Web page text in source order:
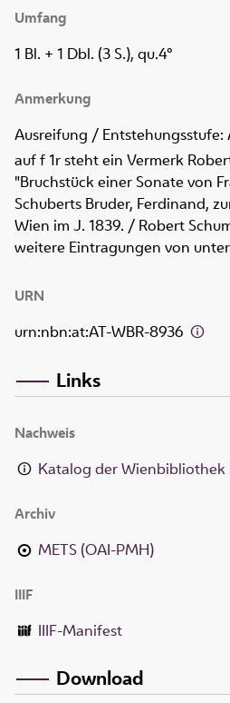
Umfang
1 Bl. + 1 Dbl. (3 S.), qu.4°
Anmerkung
Ausreifung /
auf f 1r steht ein Vermerk
"Bruchstück einer Sonate von
Schuberts Bruder, Ferdinand,
Wien im J. 1839. / Robert
weitere Eintragungen von
URN
urn:nbn:at:AT-WBR-8936
Links
Nachweis
Katalog der Wienbibliothek
Archiv
METS (OAI-PMH)
IIIF
IIIF-Manifest
Download